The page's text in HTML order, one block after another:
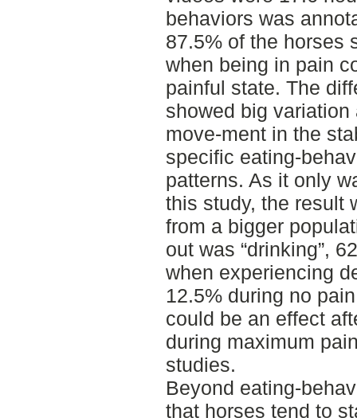
behaviors was
87.5% of the horses
when being in pain
painful state. The
showed big
move-ment in the
specific eating-
patterns. As it only
this study, the result
from a bigger
out was “drinking”,
when experiencing
12.5% during no
could be an effect
during maximum
studies.
Beyond eating-
that horses tend to